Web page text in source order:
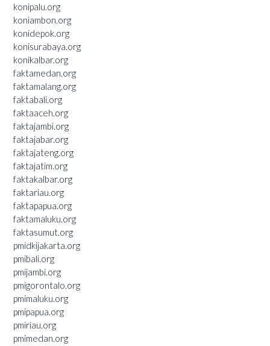
konipalu.org
koniambon.org
konidepok.org
konisurabaya.org
konikalbar.org
faktamedan.org
faktamalang.org
faktabali.org
faktaaceh.org
faktajambi.org
faktajabar.org
faktajateng.org
faktajatim.org
faktakalbar.org
faktariau.org
faktapapua.org
faktamaluku.org
faktasumut.org
pmidkijakarta.org
pmibali.org
pmijambi.org
pmigorontalo.org
pmimaluku.org
pmipapua.org
pmiriau.org
pmimedan.org